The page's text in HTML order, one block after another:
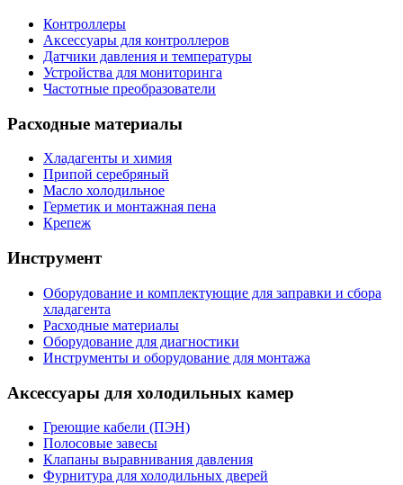
Контроллеры
Аксессуары для контроллеров
Датчики давления и температуры
Устройства для мониторинга
Частотные преобразователи
Расходные материалы
Хладагенты и химия
Припой серебряный
Масло холодильное
Герметик и монтажная пена
Крепеж
Инструмент
Оборудование и комплектующие для заправки и сбора
хладагента
Расходные материалы
Оборудование для диагностики
Инструменты и оборудование для монтажа
Аксессуары для холодильных камер
Греющие кабели (ПЭН)
Полосовые завесы
Клапаны выравнивания давления
Фурнитура для холодильных дверей